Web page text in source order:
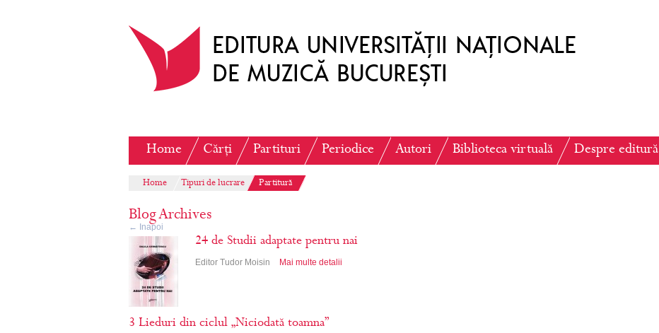
Home Cărți Partituri Periodice Autori Biblioteca virtuală Despre editură
Home Tipuri de lucrare Partitură
Blog Archives
24 de Studii adaptate pentru nai
Editor Tudor Moisin Mai multe detalii
3 Lieduri din ciclul „Niciodată toamna”
← Inapoi